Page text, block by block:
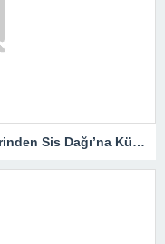
Şalpazarı Atatürk İlkokulu Öğrencilerinden Sis Dağı’na Kültür Gezisi